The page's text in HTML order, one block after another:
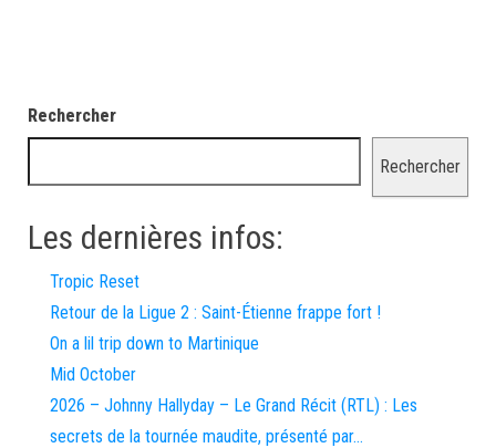
Rechercher
Rechercher
Les dernières infos:
Tropic Reset
Retour de la Ligue 2 : Saint-Étienne frappe fort !
On a lil trip down to Martinique
Mid October
2026 – Johnny Hallyday – Le Grand Récit (RTL) : Les
secrets de la tournée maudite, présenté par…